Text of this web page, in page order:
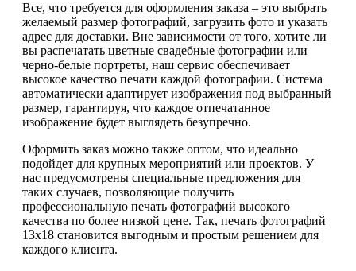
Все, что требуется для оформления заказа – это выбрать
желаемый размер фотографий, загрузить фото и указать
адрес для доставки. Вне зависимости от того, хотите ли
вы распечатать цветные свадебные фотографии или
черно-белые портреты, наш сервис обеспечивает
высокое качество печати каждой фотографии. Система
автоматически адаптирует изображения под выбранный
размер, гарантируя, что каждое отпечатанное
изображение будет выглядеть безупречно.
Оформить заказ можно также оптом, что идеально
подойдет для крупных мероприятий или проектов. У
нас предусмотрены специальные предложения для
таких случаев, позволяющие получить
профессиональную печать фотографий высокого
качества по более низкой цене. Так, печать фотографий
13х18 становится выгодным и простым решением для
каждого клиента.